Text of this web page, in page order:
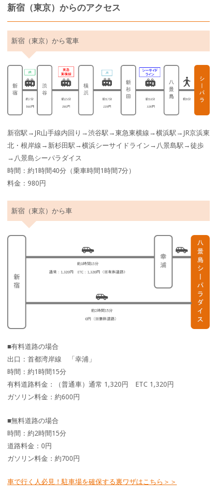
新宿（東京）からのアクセス
新宿（東京）から電車
新宿駅→JR山手線内回り→渋谷駅→東急東横線→横浜駅→JR京浜東
北・根岸線→新杉田駅→横浜シーサイドライン→八景島駅→徒歩
→八景島シーパラダイス
時間：約1時間40分（乗車時間1時間7分）
料金：980円
新宿（東京）から車
■有料道路の場合
出口：首都湾岸線 「幸浦」
時間：約1時間15分
有料道路料金：（普通車）通常 1,320円 ETC 1,320円
ガソリン料金：約600円
■無料道路の場合
時間：約2時間15分
道路料金：0円
ガソリン料金：約700円
車で行く人必見！駐車場を確保する裏ワザはこちら＞＞